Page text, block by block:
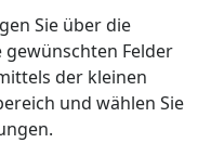
Sie über die
gewünschten Felder
der kleinen
und wählen Sie